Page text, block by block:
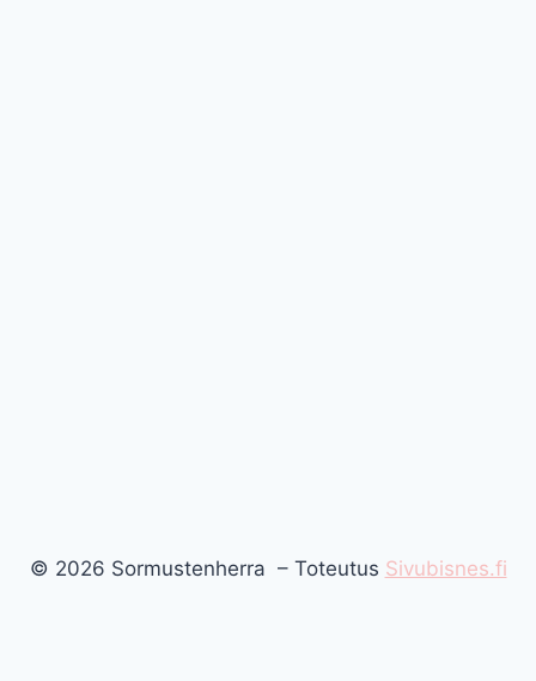
© 2026 Sormustenherra – Toteutus Sivubisnes.fi